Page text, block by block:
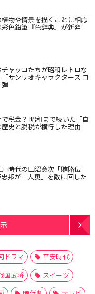
物や情景を描くことに相応
色鉛筆『色辞典』が新発
ャッコたちが昭和レトロな
サンリオキャラクターズ コ
税金？ 昭和まで続いた「自
史と脱税が横行した理由
時代の田沼意次「賄賂伝
邦が「大奥」を敵に回した
ドラマ
平安時代
国武将
スイーツ